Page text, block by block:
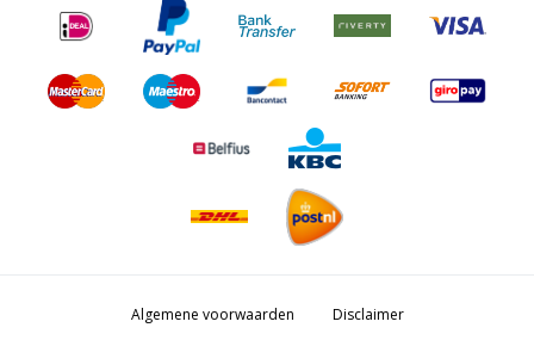
Algemene voorwaarden Disclaimer